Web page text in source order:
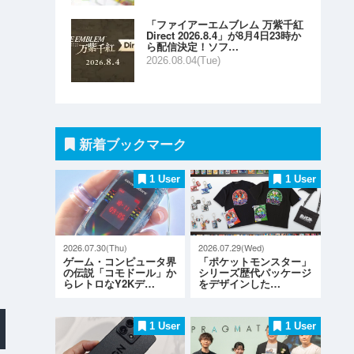
「ファイアーエムブレム 万紫千紅
Direct 2026.8.4」が8月4日23時か
ら配信決定！ソフ…
2026.08.04(Tue)
新着ブックマーク
1 User
2026.07.30(Thu)
ゲーム・コンピュータ界
の伝説「コモドール」か
らレトロなY2Kデ…
1 User
2026.07.29(Wed)
「ポケットモンスター」
シリーズ歴代パッケージ
をデザインした…
1 User 1 User